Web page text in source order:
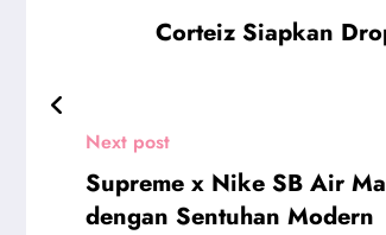
Corteiz Siapkan
Next post
Supreme x Nike SB Air
dengan Sentuhan Modern